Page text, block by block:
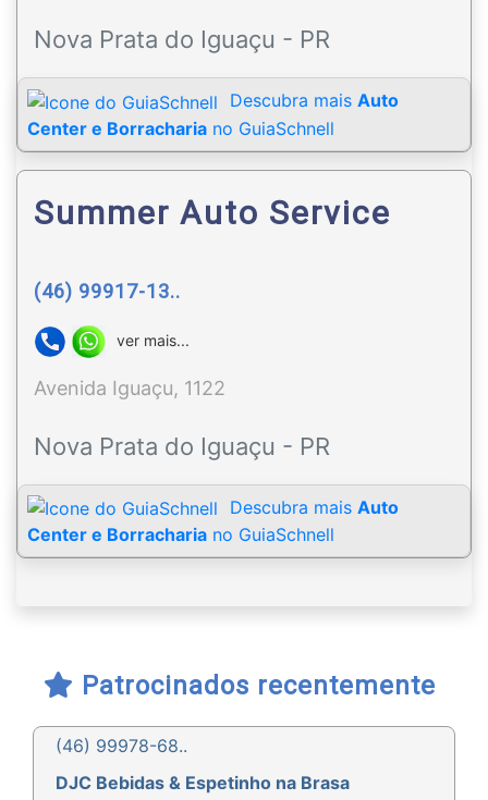
Nova Prata do Iguaçu - PR
Descubra mais Auto
Center e Borracharia no GuiaSchnell
Summer Auto Service
(46) 99917-13..
ver mais...
Avenida Iguaçu, 1122
Nova Prata do Iguaçu - PR
Descubra mais Auto
Center e Borracharia no GuiaSchnell
Patrocinados recentemente
(46) 99978-68..
DJC Bebidas & Espetinho na Brasa